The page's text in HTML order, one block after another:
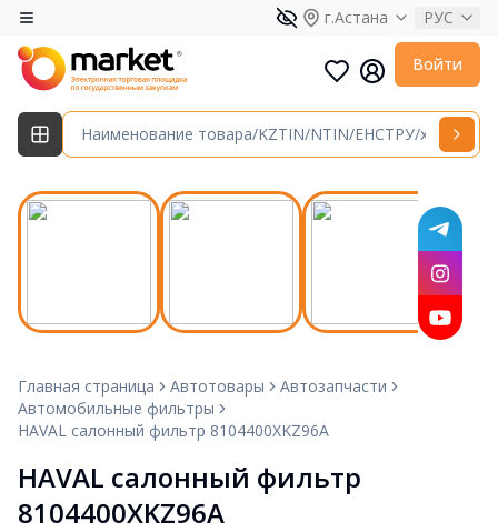
г.Астана РУС
Войти
Главная страница Автотовары
Автозапчасти
Автомобильные фильтры
HAVAL салонный фильтр 8104400XKZ96A
HAVAL салонный фильтр
8104400XKZ96A